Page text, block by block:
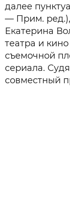
далее
— Прим. ред.),
Екатерина
театра и
съемочной
сериала.
совместный